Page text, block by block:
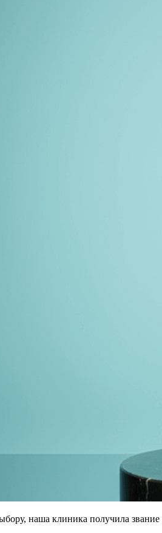
наша клиника получила звание